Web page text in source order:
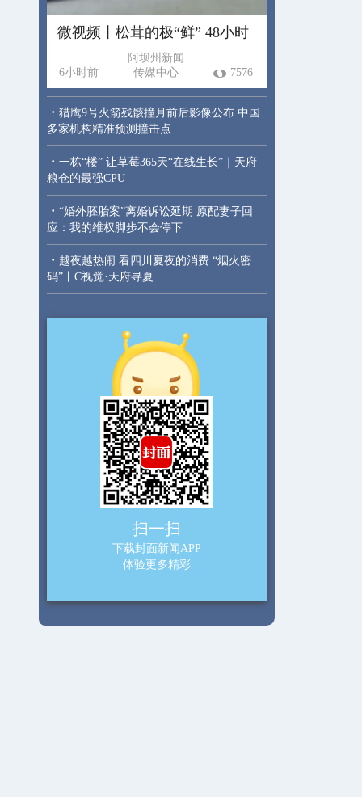
微视频丨松茸的极“鲜” 48小时
6小时前
阿坝州新闻
传媒中心
7576
· 猎鹰9号火箭残骸撞月前后影像公布 中国
多家机构精准预测撞击点
· 一栋“楼” 让草莓365天“在线生长”｜天府
粮仓的最强CPU
· “婚外胚胎案”离婚诉讼延期 原配妻子回
应：我的维权脚步不会停下
· 越夜越热闹 看四川夏夜的消费 “烟火密
码”丨C视觉·天府寻夏
扫一扫
下载封面新闻APP
体验更多精彩